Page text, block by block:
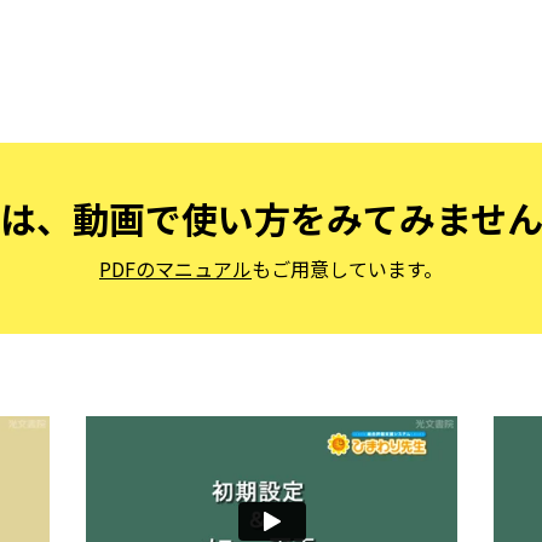
、動画で使い方をみてみませ
PDFのマニュアルもご用意しています。